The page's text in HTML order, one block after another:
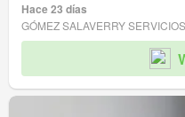
Hace 23 días
GÓMEZ SALAVERRY